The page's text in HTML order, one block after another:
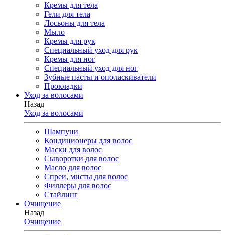
Кремы для тела
Гели для тела
Лосьоны для тела
Мыло
Кремы для рук
Специальный уход для рук
Кремы для ног
Специальный уход для ног
Зубные пасты и ополаскиватели
Прокладки
Уход за волосами
Назад
Уход за волосами
Шампуни
Кондиционеры для волос
Маски для волос
Сыворотки для волос
Масло для волос
Спреи, мисты для волос
Филлеры для волос
Стайлинг
Очищение
Назад
Очищение